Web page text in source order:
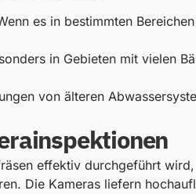
es in bestimmten
in Gebieten mit vielen
von älteren
effektiv durchgeführt
Die Kameras liefern